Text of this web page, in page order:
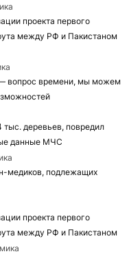
проекта первого
между РФ и Пакистаном
вопрос времени, мы можем
тыс. деревьев, повредил
данные МЧС
медиков, подлежащих
проекта первого
между РФ и Пакистаном